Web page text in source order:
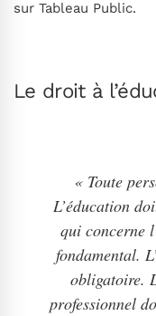
sur Tableau Public.
Le droit à
« Toute
L’éducation
qui concerne
fondamental.
obligatoire.
professionnel